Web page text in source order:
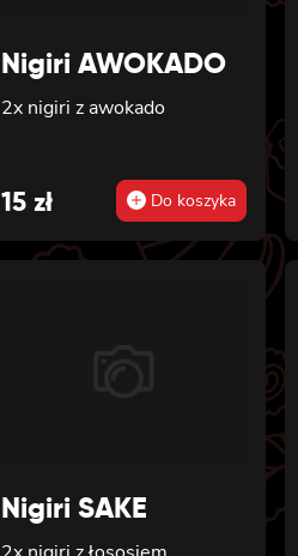
Nigiri AWOKADO
2x nigiri z awokado
15 zł Do koszyka
Nigiri SAKE